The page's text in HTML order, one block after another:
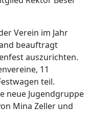
Verein im Jahr
beauftragt
auszurichten.
11
teil.
neue Jugendgruppe
Mina Zeller und